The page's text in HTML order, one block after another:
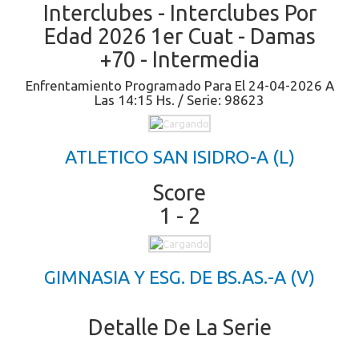
Interclubes - Interclubes Por
Edad 2026 1er Cuat - Damas
+70 - Intermedia
Enfrentamiento Programado Para El 24-04-2026 A
Las 14:15 Hs. / Serie: 98623
ATLETICO SAN ISIDRO-A (L)
Score
1 - 2
GIMNASIA Y ESG. DE BS.AS.-A (V)
Detalle De La Serie